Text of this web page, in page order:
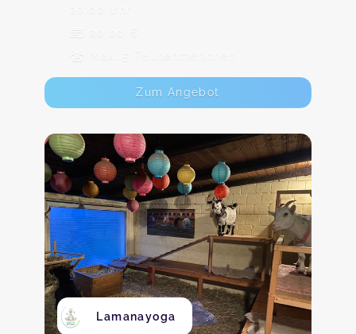
20:00 Uhr
20,00 €
Max. 5 TeilnehmerInnen
Zum Angebot
Lamanayoga